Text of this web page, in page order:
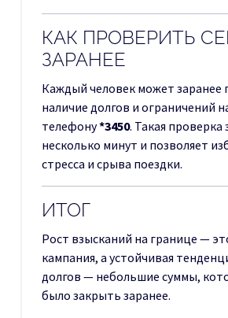
КАК ПРОВЕРИТЬ
ЗАРАНЕЕ
Каждый человек может заранее
наличие долгов и ограничений
телефону*3450. Такая проверка
несколько минут и позволяет
стресса и срыва поездки.
ИТОГ
Рост взысканий на границе —
кампания, а устойчивая
долгов — небольшие суммы,
было закрыть заранее.